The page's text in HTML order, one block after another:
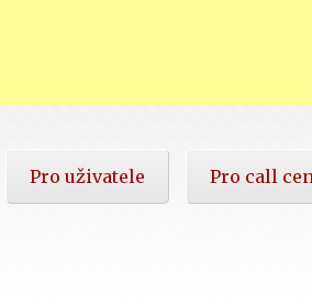
Pro uživatele Pro call